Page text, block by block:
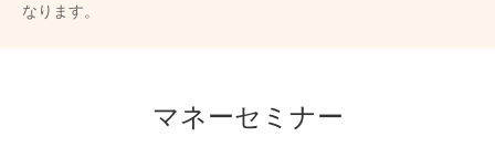
なります。
マネーセミナー